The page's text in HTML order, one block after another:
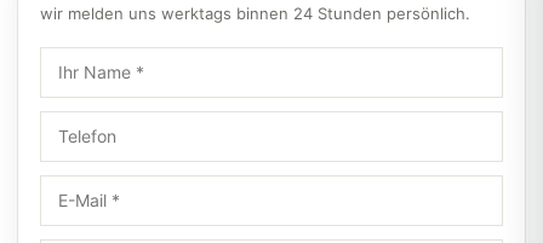
wir melden uns werktags binnen 24 Stunden persönlich.